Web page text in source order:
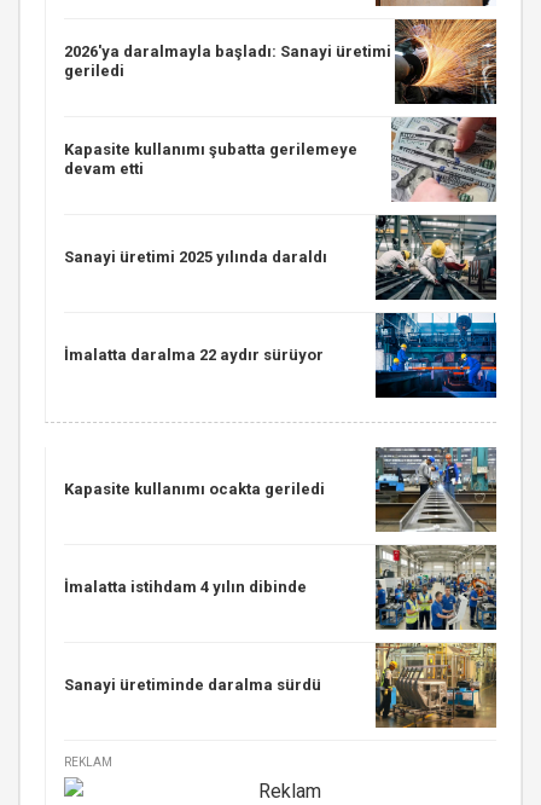
2026'ya daralmayla başladı: Sanayi üretimi
geriledi
Kapasite kullanımı şubatta gerilemeye
devam etti
Sanayi üretimi 2025 yılında daraldı
İmalatta daralma 22 aydır sürüyor
Kapasite kullanımı ocakta geriledi
İmalatta istihdam 4 yılın dibinde
Sanayi üretiminde daralma sürdü
REKLAM